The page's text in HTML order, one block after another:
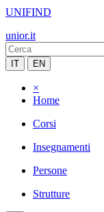
UNIFIND
unior.it
IT EN
×
Home
Corsi
Insegnamenti
Persone
Strutture